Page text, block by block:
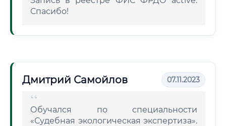
Спасибо!
Дмитрий Самойлов 07.11.2023
Обучался по специальности
«Судебная экологическая экспертиза».